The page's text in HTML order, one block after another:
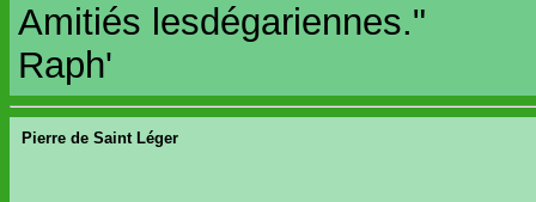
Amitiés lesdégariennes."
Raph'
Pierre de Saint Léger